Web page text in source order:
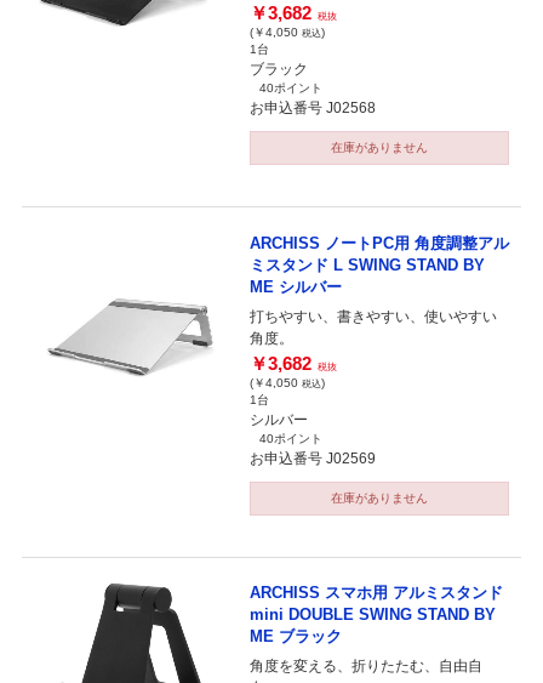
￥3,682 税抜
(￥4,050 税込)
1台
ブラック
40ポイント
お申込番号 J02568
在庫がありません
ARCHISS ノートPC用 角度調整アル
ミスタンド L SWING STAND BY
ME シルバー
打ちやすい、書きやすい、使いやすい
角度。
￥3,682 税抜
(￥4,050 税込)
1台
シルバー
40ポイント
お申込番号 J02569
在庫がありません
ARCHISS スマホ用 アルミスタンド
mini DOUBLE SWING STAND BY
ME ブラック
角度を変える、折りたたむ、自由自